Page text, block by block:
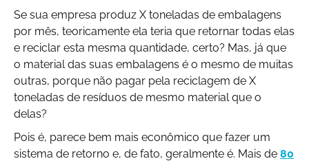
Se sua empresa produz X toneladas de embalagens
por mês, teoricamente ela teria que retornar todas elas
e reciclar esta mesma quantidade, certo? Mas, já que
o material das suas embalagens é o mesmo de muitas
outras, porque não pagar pela reciclagem de X
toneladas de resíduos de mesmo material que o
delas?
Pois é, parece bem mais econômico que fazer um
sistema de retorno e, de fato, geralmente é. Mais de 80